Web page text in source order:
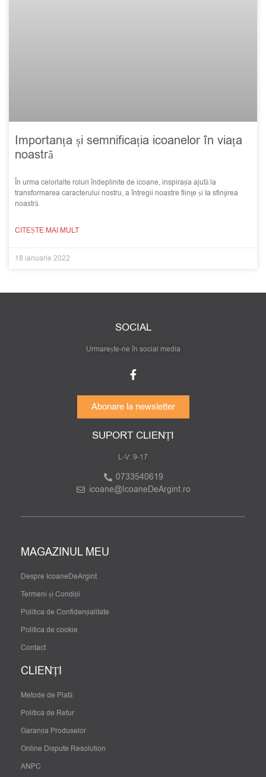
Importanța și semnificația icoanelor în viața
noastră
În urma celorlalte roluri îndeplinite de icoane, inspirația ajută la
transformarea caracterului nostru, a întregii noastre fiinţe și Ia sfinţirea
noastră.
CITEȘTE MAI MULT
18 ianuarie 2022
SOCIAL
Urmarește-ne în social media
Abonare la newsletter
SUPORT CLIENȚI
L-V: 9-17
0733540619
icoane@IcoaneDeArgint.ro
MAGAZINUL MEU
Despre IcoaneDeArgint
Termeni și Condiții
Politica de Confidențialitate
Politica de cookie
Contact
CLIENȚI
Metode de Plată
Politica de Retur
Garanția Produselor
Online Dispute Resolution
ANPC